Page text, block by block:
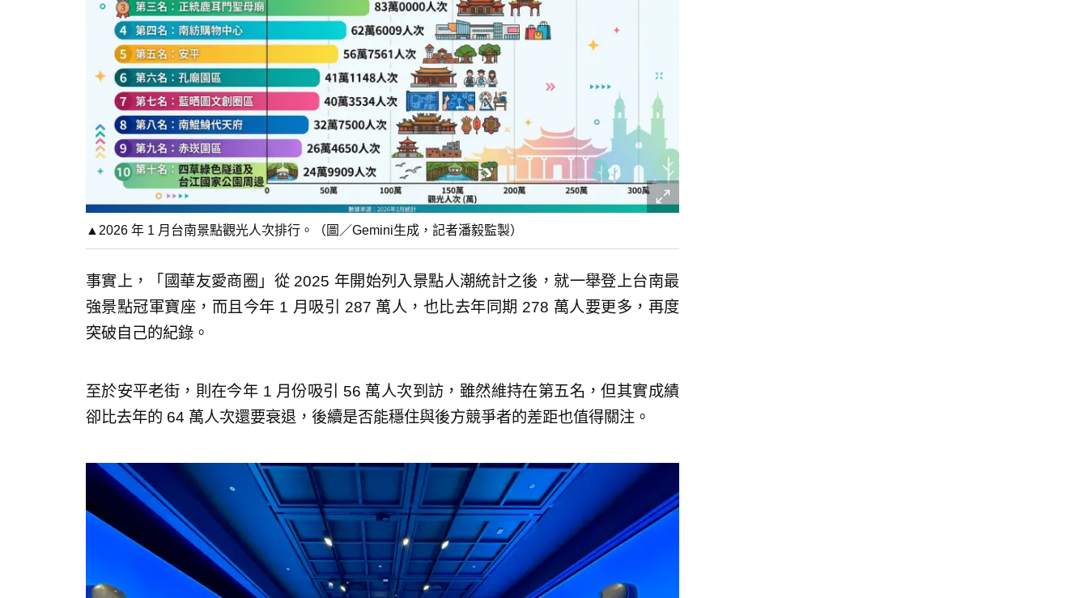
▲2026 年 1 月台南景點觀光人次排行。（圖／Gemini生成，記者潘毅監製）
事實上，「國華友愛商圈」從 2025 年開始列入景點人潮統計之後，就一舉登上台南最
強景點冠軍寶座，而且今年 1 月吸引 287 萬人，也比去年同期 278 萬人要更多，再度
突破自己的紀錄。
至於安平老街，則在今年 1 月份吸引 56 萬人次到訪，雖然維持在第五名，但其實成績
卻比去年的 64 萬人次還要衰退，後續是否能穩住與後方競爭者的差距也值得關注。